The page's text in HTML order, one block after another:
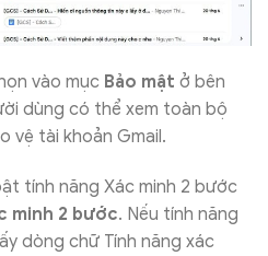
vào mục Bảo mật ở bên
dùng có thể xem toàn bộ
vệ tài khoản Gmail.
tính năng Xác minh 2 bước
minh 2 bước. Nếu tính năng
dòng chữ Tính năng xác